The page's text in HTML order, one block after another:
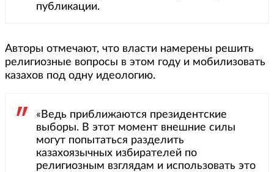
публикации.
Авторы отмечают, что власти намерены решить
религиозные вопросы в этом году и мобилизовать
казахов под одну идеологию.
«Ведь приближаются президентские
выборы. В этот момент внешние силы
могут попытаться разделить
казахоязычных избирателей по
религиозным взглядам и использовать это